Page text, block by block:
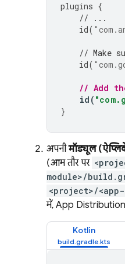
plugins {
// ...
id(
// Make
id(
// Add
id (
}
अपनीमॉड्यूल
(आम तौर पर
module>/
<project>/
में, App Distribution
Kotlin